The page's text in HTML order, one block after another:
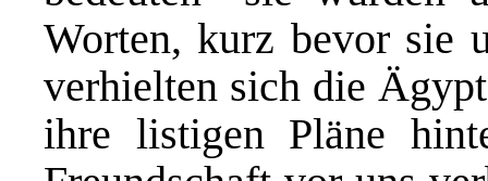
Worten, kurz bevor sie
verhielten sich die
ihre listigen Pläne